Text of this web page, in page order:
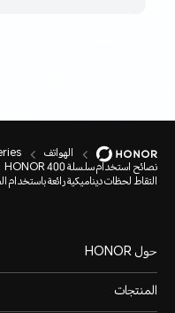
الهواتف
نصائح استخدام سلسلة HONOR 400
التقاط لحظات ديناميكية رائعة باستخدام
حول HONOR
المنتجات